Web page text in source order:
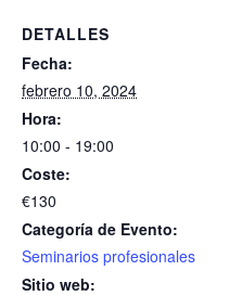
DETALLES
Fecha:
febrero 10, 2024
Hora:
10:00 - 19:00
Coste:
€130
Categoría de Evento:
Seminarios profesionales
Sitio web: